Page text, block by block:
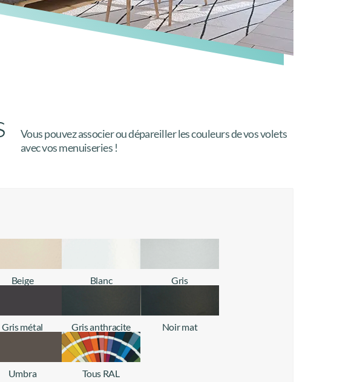
Vous pouvez associer ou dépareiller les couleurs de vos volets
avec vos menuiseries !
Beige Blanc Gris
Gris métal Gris anthracite
+ d'infos
Noir mat
Umbra Tous RAL